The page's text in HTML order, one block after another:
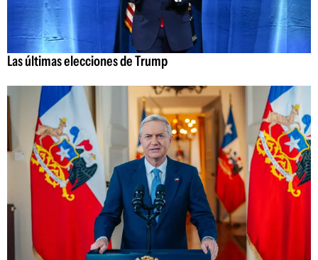
Las últimas elecciones de Trump